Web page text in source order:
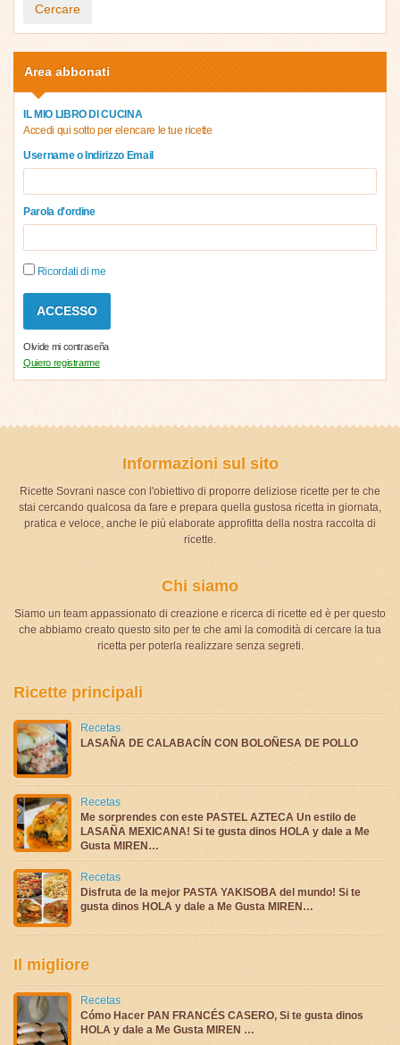
Cercare
Area abbonati
IL MIO LIBRO DI CUCINA
Accedi qui sotto per elencare le tue ricette
Username o Indirizzo Email
Parola d'ordine
Ricordati di me
Olvide mi contraseña
Quiero registrarme
Informazioni sul sito
Ricette Sovrani nasce con l'obiettivo di proporre deliziose ricette per te che
stai cercando qualcosa da fare e prepara quella gustosa ricetta in giornata,
pratica e veloce, anche le più elaborate approfitta della nostra raccolta di
ricette.
Chi siamo
Siamo un team appassionato di creazione e ricerca di ricette ed è per questo
che abbiamo creato questo sito per te che ami la comodità di cercare la tua
ricetta per poterla realizzare senza segreti.
Ricette principali
Recetas
LASAÑA DE CALABACÍN CON BOLOÑESA DE POLLO
Recetas
Me sorprendes con este PASTEL AZTECA Un estilo de
LASAÑA MEXICANA! Si te gusta dinos HOLA y dale a Me
Gusta MIREN…
Recetas
Disfruta de la mejor PASTA YAKISOBA del mundo! Si te
gusta dinos HOLA y dale a Me Gusta MIREN…
Il migliore
Recetas
Cómo Hacer PAN FRANCÉS CASERO, Si te gusta dinos
HOLA y dale a Me Gusta MIREN …